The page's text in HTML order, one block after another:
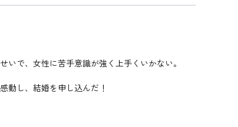
で、女性に苦手意識が強く上手くいかない。
動し、結婚を申し込んだ！